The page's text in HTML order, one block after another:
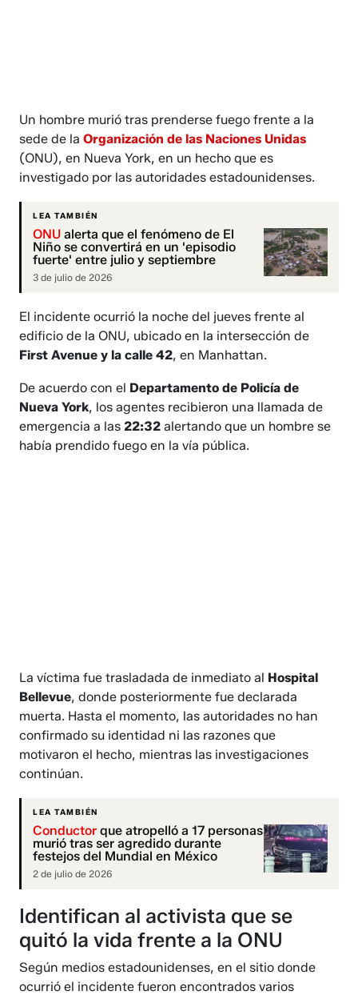
Un hombre murió tras prenderse fuego frente a la
sede de laOrganización de las Naciones Unidas
(ONU), en Nueva York, en un hecho que es
investigado por las autoridades estadounidenses.
LEA TAMBIÉN
ONU alerta que el fenómeno de El
Niño se convertirá en un 'episodio
fuerte' entre julio y septiembre
3 de julio de 2026
El incidente ocurrió la noche del jueves frente al
edificio de la ONU, ubicado en la intersección de
First Avenue y la calle 42, en Manhattan.
De acuerdo con el Departamento de Policía de
Nueva York, los agentes recibieron una llamada de
emergencia a las22:32 alertando que un hombre se
había prendido fuego en la vía pública.
La víctima fue trasladada de inmediato al Hospital
Bellevue, donde posteriormente fue declarada
muerta. Hasta el momento, las autoridades no han
confirmado su identidad ni las razones que
motivaron el hecho, mientras las investigaciones
continúan.
LEA TAMBIÉN
Conductor que atropelló a 17 personas
murió tras ser agredido durante
festejos del Mundial en México
2 de julio de 2026
Identifican al activista que se
quitó la vida frente a la ONU
Según medios estadounidenses, en el sitio donde
ocurrió el incidente fueron encontrados varios